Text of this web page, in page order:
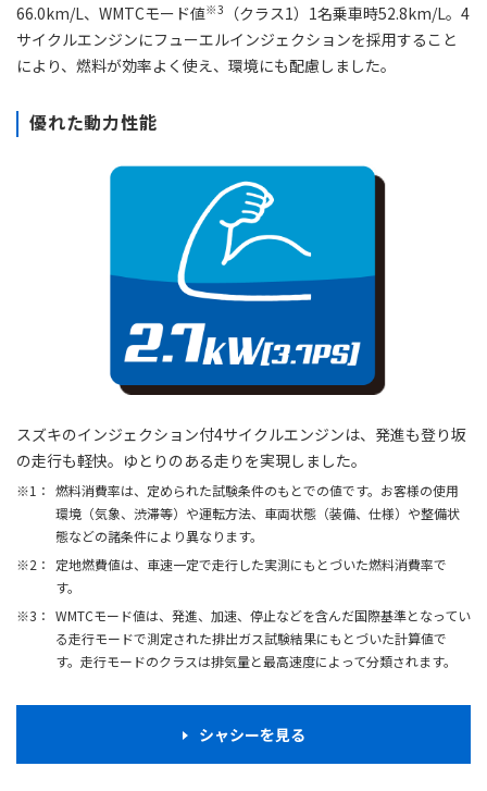
66.0km/L、WMTCモード値※3
（クラス1）1名乗車時52.8km/L。4
サイクルエンジンにフューエルインジェクションを採用すること
により、燃料が効率よく使え、環境にも配慮しました。
優れた動力性能
スズキのインジェクション付4サイクルエンジンは、発進も登り坂
の走行も軽快。ゆとりのある走りを実現しました。
燃料消費率は、定められた試験条件のもとでの値です。お客様の使用
環境（気象、渋滞等）や運転方法、車両状態（装備、仕様）や整備状
態などの諸条件により異なります。
定地燃費値は、車速一定で走行した実測にもとづいた燃料消費率で
す。
WMTCモード値は、発進、加速、停止などを含んだ国際基準となってい
る走行モードで測定された排出ガス試験結果にもとづいた計算値で
す。走行モードのクラスは排気量と最高速度によって分類されます。
シャシーを見る